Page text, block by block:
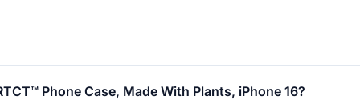
Phone Case, Made With Plants, iPhone 16?